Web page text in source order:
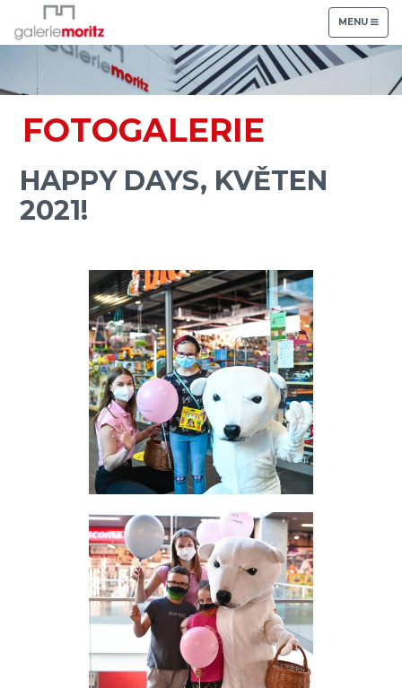
TOGGLE
NAVIGATION
MENU
FOTOGALERIE
HAPPY DAYS, KVĚTEN
2021!